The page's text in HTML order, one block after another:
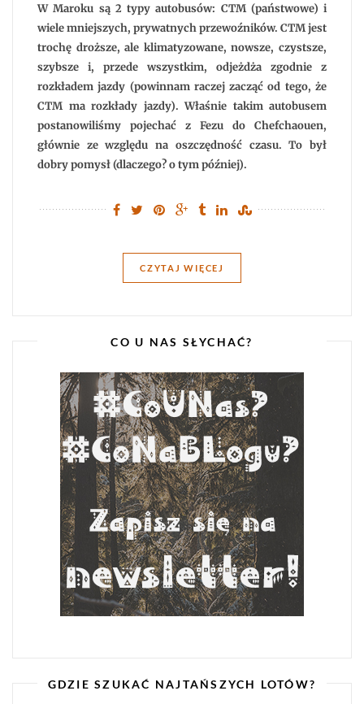
W Maroku są 2 typy autobusów: CTM (państwowe) i
wiele mniejszych, prywatnych przewoźników. CTM jest
trochę droższe, ale klimatyzowane, nowsze, czystsze,
szybsze i, przede wszystkim, odjeżdża zgodnie z
rozkładem jazdy (powinnam raczej zacząć od tego, że
CTM ma rozkłady jazdy). Właśnie takim autobusem
postanowiliśmy pojechać z Fezu do Chefchaouen,
głównie ze względu na oszczędność czasu. To był
dobry pomysł (dlaczego? o tym później).
CZYTAJ WIĘCEJ
CO U NAS SŁYCHAĆ?
GDZIE SZUKAĆ NAJTAŃSZYCH LOTÓW?